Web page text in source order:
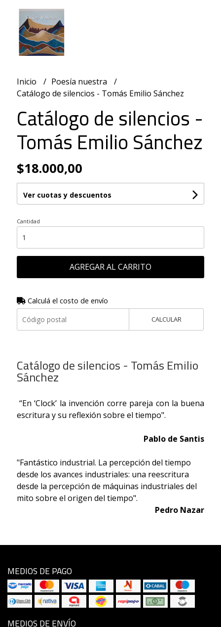
Inicio
Poesía nuestra
Catálogo de silencios - Tomás Emilio Sánchez
Catálogo de silencios -
Tomás Emilio Sánchez
$18.000,00
Ver cuotas y descuentos
Cantidad
AGREGAR AL CARRITO
Calculá el costo de envío
CALCULAR
Catálogo de silencios - Tomás Emilio
Sánchez
“En ‘Clock’ la invención corre pareja con la buena
escritura y su reflexión sobre el tiempo".
Pablo de Santis
"Fantástico industrial. La percepción del tiempo
desde los avances industriales: una reescritura
desde la percepción de máquinas industriales del
mito sobre el origen del tiempo".
Pedro Nazar
MEDIOS DE PAGO
MEDIOS DE ENVÍO